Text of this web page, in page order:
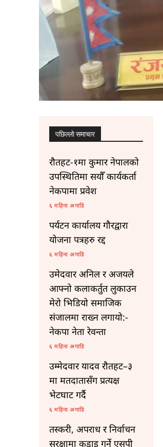
पछिल्लाे समाचार
रौतहट-१मा कुमार नेपालको
उपस्थितिमा सयौँ कार्यकर्ता
नेकपामा प्रवेश
६ महिना अगाडि
पर्यटन कार्यालय गौरद्वारा
योजना पत्रहरु रद्द
६ महिना अगाडि
उमेदवार अनिल र अजयले
आफ्नो कलाकर्तुत लुकाउन
मेरो भिडियो समाजिक
संजालमा राख्न लगायो:-
नेकपा नेता रेवन्ता
६ महिना अगाडि
उम्मेदवार यादव रौतहट–३
मा मतदातासँग प्रत्यक्ष
भेटघाट गर्दै
६ महिना अगाडि
तस्करी, अपराध र निर्वाचन
सुरक्षामा कडाइ गर्ने एसपी